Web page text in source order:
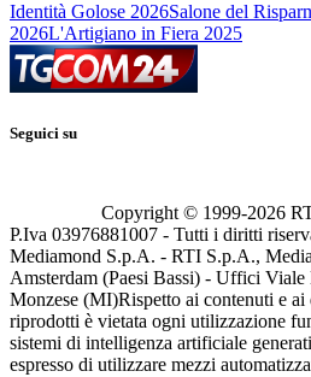
Identità Golose 2026Salone del
2026L'Artigiano in Fiera 2025
Seguici su
Copyright © 1999-2026
P.Iva 03976881007 - Tutti i diritti
Mediamond S.p.A. - RTI S.p.A.,
Amsterdam (Paesi Bassi) - Uffici
Monzese (MI)Rispetto ai contenuti e ai
riprodotti è vietata ogni utilizzazione
sistemi di intelligenza artificiale
espresso di utilizzare mezzi